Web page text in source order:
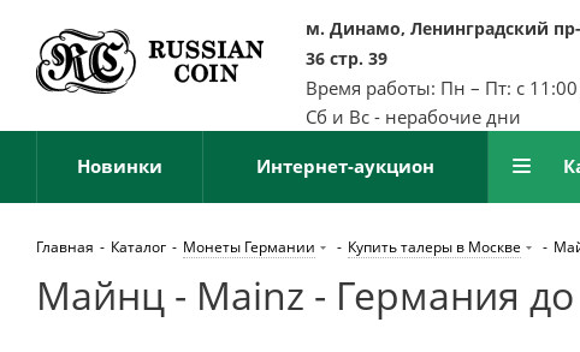
м. Динамо, Ленинградский
36 стр. 39
Время работы: Пн – Пт: с
Сб и Вс - нерабочие дни
Новинки Интернет-аукцион
Главная - Каталог - Монеты Германии - Купить талеры в Москве -
Майнц - Mainz - Германия до